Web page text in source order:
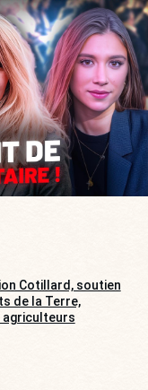
Cotillard, soutien
de la Terre,
agriculteurs